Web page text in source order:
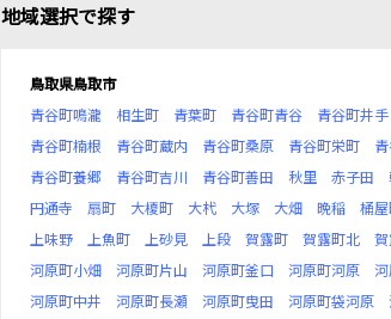
地域選択で探す
鳥取県鳥取市
青谷町鳴瀧
相生町 青葉町 青谷町青谷 青谷町井手
青谷町楠根
青谷町蔵内 青谷町桑原 青谷町栄町
青谷町養郷
青谷町吉川 青谷町善田 秋里 赤子田
円通寺
扇町 大榎町 大杙 大塚 大畑 晩稲 桶
上味野
上魚町 上砂見 上段 賀露町 賀露町北
河原町小畑
河原町片山 河原町釜口 河原町河原
河原町中井
河原町長瀬 河原町曳田 河原町袋河原